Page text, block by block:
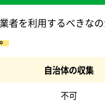
者を利用するべきな
自治体の収集
不可